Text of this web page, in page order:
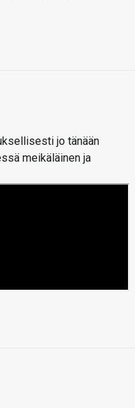
jo tänään
meikäläinen ja